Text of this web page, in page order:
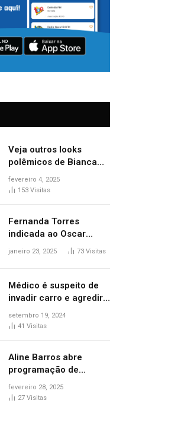
Veja outros looks
polêmicos de Bianca
Censori, esposa de
Kanye West que
fevereiro 4, 2025
153 Visitas
Fernanda Torres
indicada ao Oscar
2025: veja as
janeiro 23, 2025 73 Visitas
Médico é suspeito de
invadir carro e agredir
delegado aposentado
durante confusão no
setembro 19, 2024
41 Visitas
Aline Barros abre
programação de
Carnaval na Praça dos
Girassóis nesta sexta-
fevereiro 28, 2025
27 Visitas